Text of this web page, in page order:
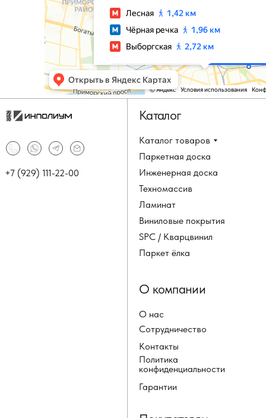
Каталог товаров
Паркетная доска
Инженерная доска
Техномассив
+7 (929) 111-22-00
Каталог
Ламинат
Виниловые покрытия
SPC / Кварцвинил
Паркет ёлка
О нас
Сотрудничество
Контакты
Политика
конфиденциальности
О компании
Гарантии